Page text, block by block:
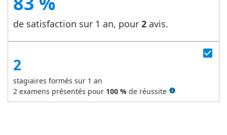
de satisfaction sur 1 an, pour 2 avis.
check_box
2
stagiaires formés sur 1 an
2 examens présentés pour 100 % de réussite info